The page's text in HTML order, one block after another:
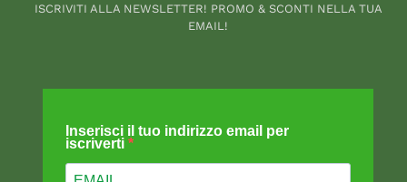
ISCRIVITI ALLA NEWSLETTER! PROMO & SCONTI NELLA TUA
EMAIL!
Inserisci il tuo indirizzo email per
iscriverti